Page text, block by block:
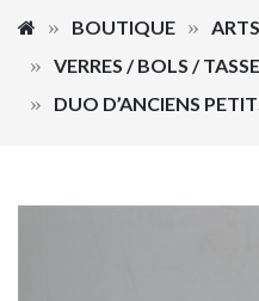
BOUTIQUE
VERRES / BOLS /
DUO D’ANCIENS